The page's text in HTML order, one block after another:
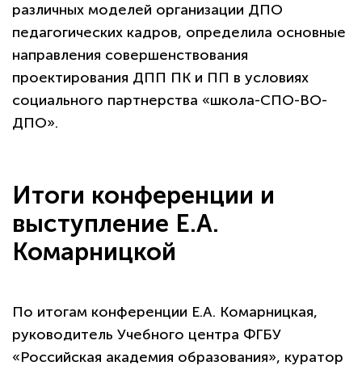
различных моделей организации ДПО
педагогических кадров, определила основные
направления совершенствования
проектирования ДПП ПК и ПП в условиях
социального партнерства «школа-СПО-ВО-
ДПО».
Итоги конференции и
выступление Е.А.
Комарницкой
По итогам конференции Е.А. Комарницкая,
руководитель Учебного центра ФГБУ
«Российская академия образования», куратор